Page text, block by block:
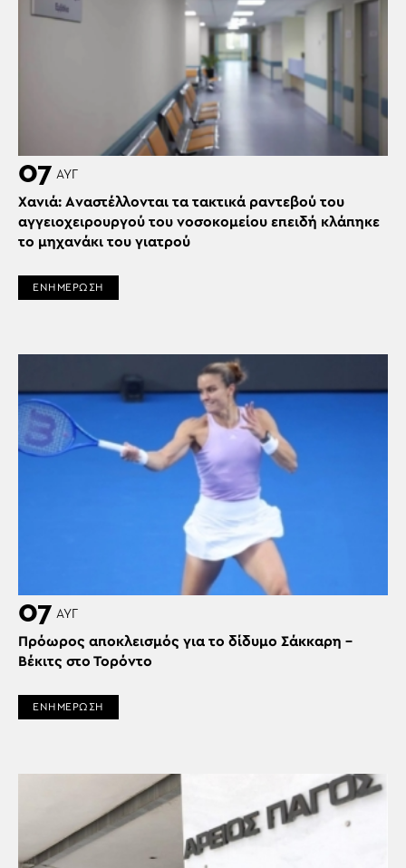
07 ΑΥΓ
Χανιά: Aναστέλλονται τα τακτικά ραντεβού του
αγγειοχειρουργού του νοσοκομείου επειδή κλάπηκε
το μηχανάκι του γιατρού
ΕΝΗΜΕΡΩΣΗ
07 ΑΥΓ
Πρόωρος αποκλεισμός για το δίδυμο Σάκκαρη –
Βέκιτς στο Τορόντο
ΕΝΗΜΕΡΩΣΗ